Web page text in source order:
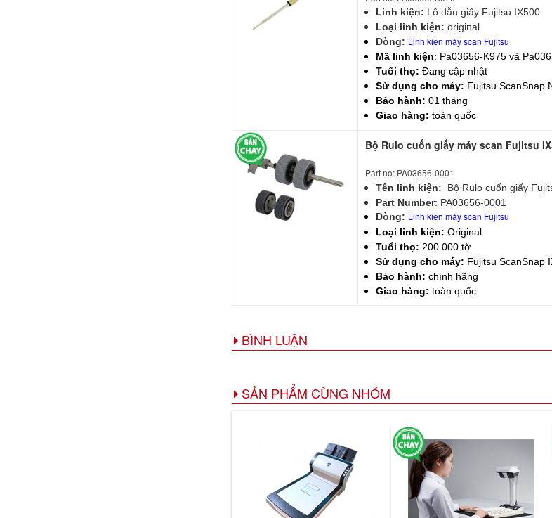
Linh kiện: Lô dẫn giấy Fujitsu IX500
Loại linh kiện: original
Dòng: Linh kiện máy scan Fujitsu
Mã linh kiện: Pa03656-K975 và
Tuổi thọ: Đang cập nhật
Sử dụng cho máy: Fujitsu ScanSnap
Bảo hành: 01 tháng
Giao hàng: toàn quốc
Bộ Rulo cuốn giấy máy scan Fujitsu
Part no: PA03656-0001
Tên linh kiện: Bộ Rulo cuốn giấy
Part Number: PA03656-0001
Dòng: Linh kiện máy scan Fujitsu
Loại linh kiện: Original
Tuổi thọ: 200.000 tờ
Sử dụng cho máy: Fujitsu ScanSnap
Bảo hành: chính hãng
Giao hàng: toàn quốc
BÌNH LUẬN
SẢN PHẨM CÙNG NHÓM